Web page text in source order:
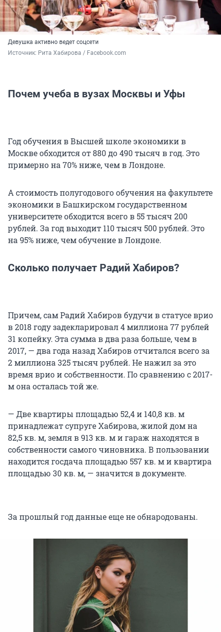
Девушка активно ведет соцсети
Источник: Рита Хабирова / Facebook.com
Почем учеба в вузах Москвы и Уфы
Год обучения в Высшей школе экономики в
Москве обходится от 880 до 490 тысяч в год. Это
примерно на 70% ниже, чем в Лондоне.
А стоимость полугодового обучения на факультете
экономики в Башкирском государственном
университете обходится всего в 55 тысяч 200
рублей. За год выходит 110 тысяч 500 рублей. Это
на 95% ниже, чем обучение в Лондоне.
Сколько получает Радий Хабиров?
Причем, сам Радий Хабиров будучи в статусе врио
в 2018 году задекларировал 4 миллиона 77 рублей
31 копейку. Эта сумма в два раза больше, чем в
2017, — два года назад Хабиров отчитался всего за
2 миллиона 325 тысяч рублей. Не нажил за это
время врио и собственности. По сравнению с 2017-
м она осталась той же.
— Две квартиры площадью 52,4 и 140,8 кв. м
принадлежат супруге Хабирова, жилой дом на
82,5 кв. м, земля в 913 кв. м и гараж находятся в
собственности самого чиновника. В пользовании
находится госдача площадью 557 кв. м и квартира
площадью 30 кв. м, — значится в документе.
За прошлый год данные еще не обнародованы.